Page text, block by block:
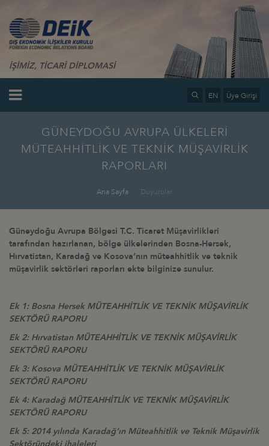
İŞİMİZ, TİCARİ DİPLOMASİ
EN Üye Girişi
GÜNEYDOĞU AVRUPA ÜLKELERİ
MÜTEAHHİTLİK VE TEKNİK MÜŞAVİRLİK
RAPORLARI
Ana Sayfa Duyurular
Güneydoğu Avrupa Bölgesi T.C. Ticaret Müşavirlikleri
tarafından hazırlanan, bölge ülkelerinden Bosna-Hersek,
Hırvatistan, Karadağ ve Kosova’nın müteahhitlik ve teknik
müşavirlik sektörleri raporları ekte bilginize sunulur.
Ek 1: Bosna Hersek MÜTEAHHİTLİK VE TEKNİK MÜŞAVİRLİK
SEKTÖRÜ RAPORU
Ek 2: Hırvatistan MÜTEAHHİTLİK VE TEKNİK MÜŞAVİRLİK
SEKTÖRÜ RAPORU
Ek 3: Kosova MÜTEAHHİTLİK VE TEKNİK MÜŞAVİRLİK
SEKTÖRÜ RAPORU
Ek 4: Karadağ MÜTEAHHİTLİK VE TEKNİK MÜŞAVİRLİK
SEKTÖRÜ RAPORU
Ek 5: 2014 yılında Karadağ’ın Müteahhitlik ve Teknik Müşavirlik
Sektöründeki ihaleleri